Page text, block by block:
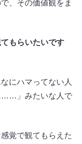
、その価値観をま
もらいたいです
にハマってない人
……」みたいな人で
覚で観てもらえた